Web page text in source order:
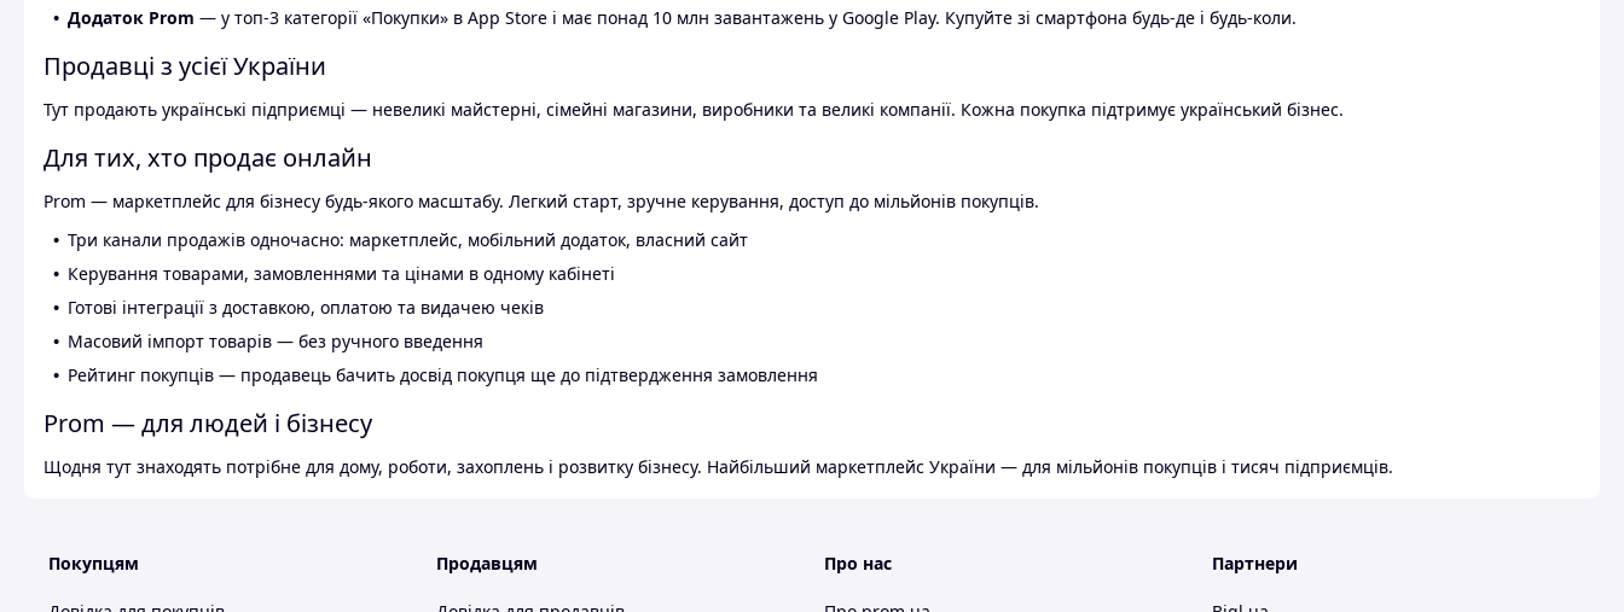
Додаток Prom — у топ-3 категорії «Покупки» в App Store і має понад 10 млн завантажень у Google Play. Купуйте зі смартфона будь-де і будь-коли.
Продавці з усієї України
Тут продають українські підприємці — невеликі майстерні, сімейні магазини, виробники та великі компанії. Кожна покупка підтримує український бізнес.
Для тих, хто продає онлайн
Prom — маркетплейс для бізнесу будь-якого масштабу. Легкий старт, зручне керування, доступ до мільйонів покупців.
Три канали продажів одночасно: маркетплейс, мобільний додаток, власний сайт
Керування товарами, замовленнями та цінами в одному кабінеті
Готові інтеграції з доставкою, оплатою та видачею чеків
Масовий імпорт товарів — без ручного введення
Рейтинг покупців — продавець бачить досвід покупця ще до підтвердження замовлення
Prom — для людей і бізнесу
Щодня тут знаходять потрібне для дому, роботи, захоплень і розвитку бізнесу. Найбільший маркетплейс України — для мільйонів покупців і тисяч підприємців.
Покупцям Продавцям Про нас Партнери